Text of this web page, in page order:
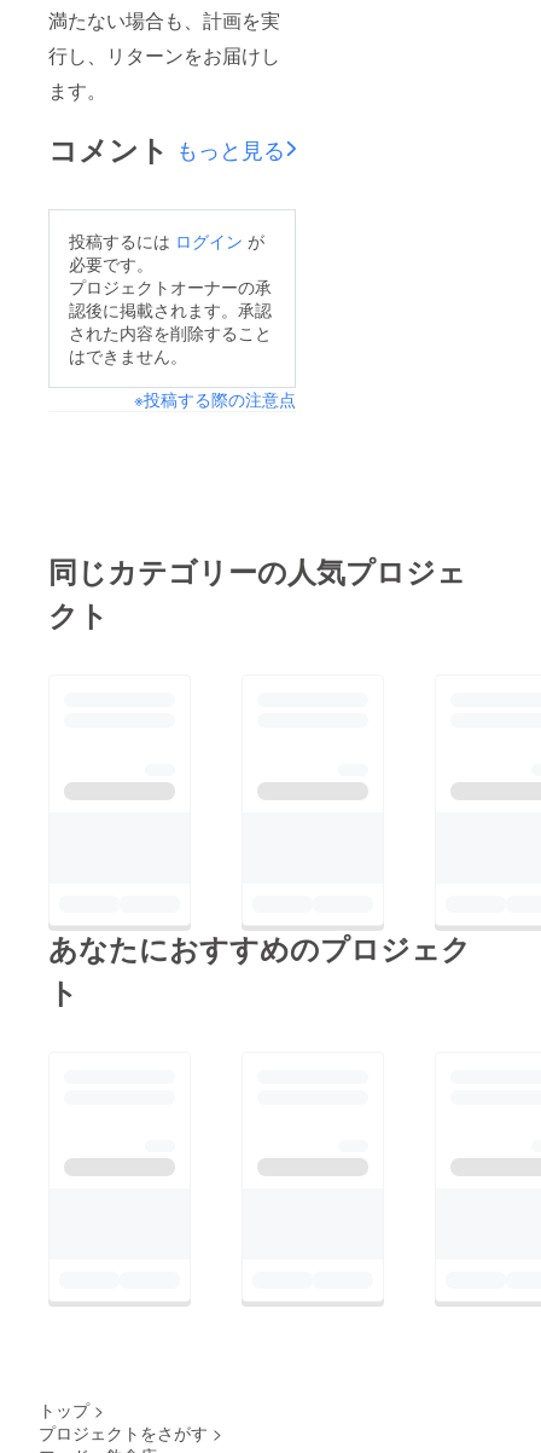
満たない場合も、計画を実
行し、リターンをお届けし
ます。
コメント もっと見る
投稿するには ログイン が
必要です。
プロジェクトオーナーの承
認後に掲載されます。承認
された内容を削除すること
はできません。
※投稿する際の注意点
同じカテゴリーの人気プロジェ
クト
あなたにおすすめのプロジェク
ト
トップ >
プロジェクトをさがす >